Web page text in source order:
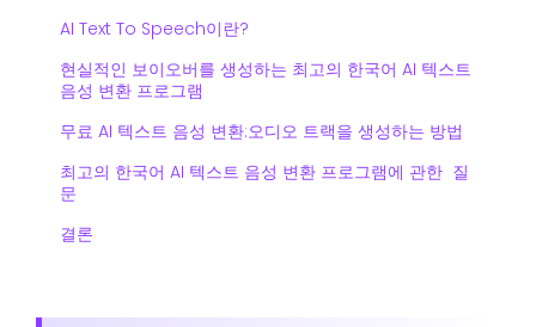
AI Text To Speech이란?
현실적인 보이오버를 생성하는 최고의 한국어 AI 텍스트
음성 변환 프로그램
무료 AI 텍스트 음성 변환:오디오 트랙을 생성하는 방법
최고의 한국어 AI 텍스트 음성 변환 프로그램에 관한 질
문
결론